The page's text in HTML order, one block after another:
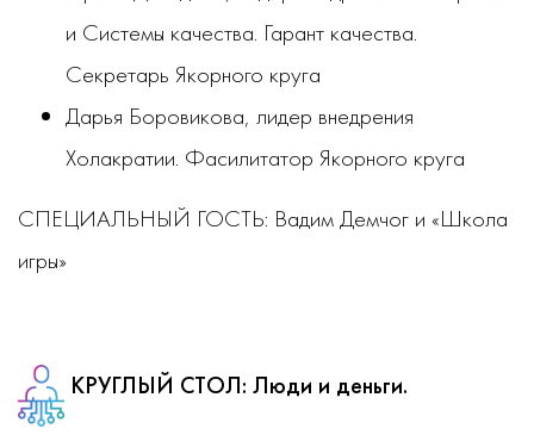
и Системы качества. Гарант качества.
Секретарь Якорного круга
Дарья Боровикова, лидер внедрения
Холакратии. Фасилитатор Якорного круга
СПЕЦИАЛЬНЫЙ ГОСТЬ: Вадим Демчог и «Школа
игры»
КРУГЛЫЙ СТОЛ: Люди и деньги.